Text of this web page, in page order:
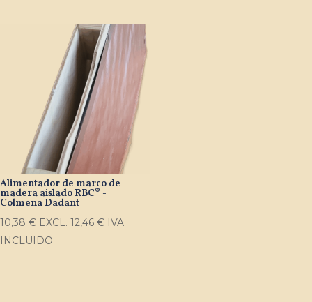
Alimentador de marco de
madera aislado RBC® -
Colmena Dadant
10,38 € EXCL. 12,46 € IVA
INCLUIDO